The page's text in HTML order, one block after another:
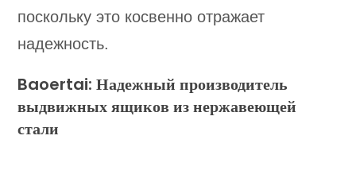
поскольку это косвенно отражает
надежность.
Baoertai: Надежный производитель
выдвижных ящиков из нержавеющей
стали